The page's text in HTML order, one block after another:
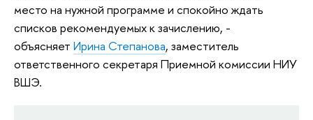
место на нужной программе и спокойно ждать
списков рекомендуемых к зачислению, -
объясняет Ирина Степанова, заместитель
ответственного секретаря Приемной комиссии НИУ
ВШЭ.